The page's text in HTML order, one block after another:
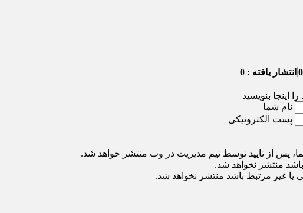
انتشار یافته : 0
اینجا بنویسید
نام شما
پست الکترونیکی
پس از تایید توسط تیم مدیریت در وب منتشر خواهد شد.
منتشر نخواهد شد.
یا غیر مرتبط باشد منتشر نخواهد شد.